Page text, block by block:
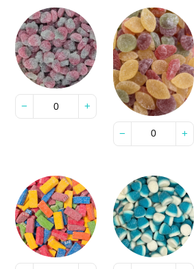
− +
−
+
− + − +